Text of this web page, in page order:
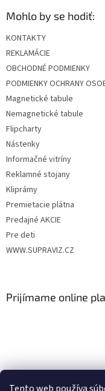
Mohlo by se hodiť:
KONTAKTY
REKLAMÁCIE
OBCHODNÉ PODMIENKY
PODMIENKY OCHRANY
Magnetické tabule
Nemagnetické tabule
Flipcharty
Nástenky
Informačné vitríny
Reklamné stojany
Kliprámy
Premietacie plátna
Predajné AKCIE
Pre deti
WWW.SUPRAVIZ.CZ
Prijímame online